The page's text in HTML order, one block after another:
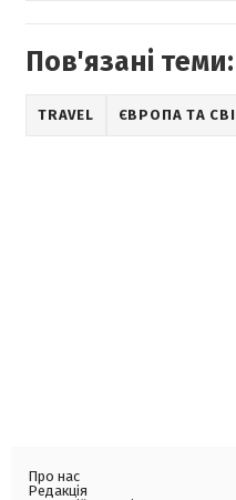
Пов'язані теми:
TRAVEL ЄВРОПА ТА
Про нас
Редакція